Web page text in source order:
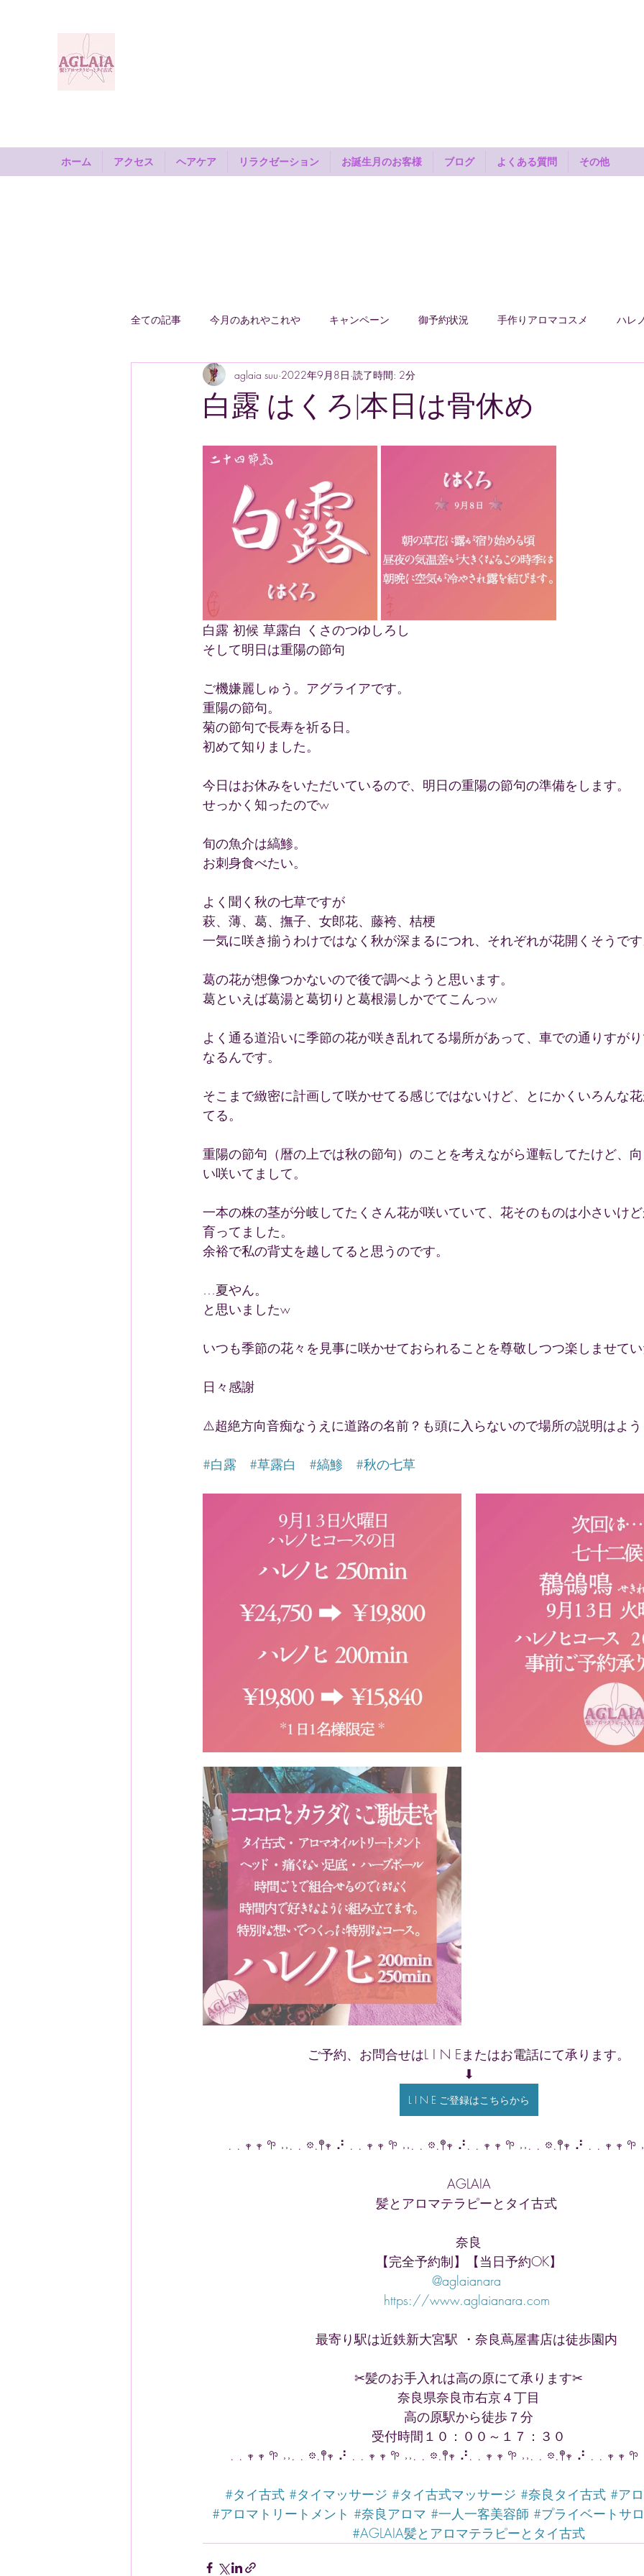
ホーム アクセス ヘアケア リラクゼーション お誕生月のお客様 ブログ よくある質問 その他
全ての記事 今月のあれやこれや キャンペーン 御予約状況 手作りアロマコスメ ハレ
スペシャルコース 趣味読書 美味しい 二十四節気七十二候
白露 はくろ|本日は骨休め
aglaia suu 2022年9月8日 読了時間: 2分
白露 初候 草露白 くさのつゆしろし
そして明日は重陽の節句
ご機嫌麗しゅう。アグライアです。
重陽の節句。
菊の節句で長寿を祈る日。
初めて知りました。
今日はお休みをいただいているので、明日の重陽の節句の準備をします。
せっかく知ったのでw
旬の魚介は縞鯵。
お刺身食べたい。
よく聞く秋の七草ですが
萩、薄、葛、撫子、女郎花、藤袴、桔梗
一気に咲き揃うわけではなく秋が深まるにつれ、それぞれが花開くそうで
葛の花が想像つかないので後で調べようと思います。
葛といえば葛湯と葛切りと葛根湯しかでてこんっw
よく通る道沿いに季節の花が咲き乱れてる場所があって、車での通りすが
なるんです。
そこまで緻密に計画して咲かせてる感じではないけど、とにかくいろんな
てる。
重陽の節句（暦の上では秋の節句）のことを考えながら運転してたけど、
い咲いてまして。
一本の株の茎が分岐してたくさん花が咲いていて、花そのものは小さいけ
育ってました。
余裕で私の背丈を越してると思うのです。
…夏やん。
と思いましたw
いつも季節の花々を見事に咲かせておられることを尊敬しつつ楽しませて
日々感謝
⚠️超絶方向音痴なうえに道路の名前？も頭に入らないので場所の説明はよ
#白露 #草露白 #縞鯵 #秋の七草
ご予約、お問合せはL I N Eまたはお電話にて承ります。
⬇︎
L I N E ご登録はこちらから
. . 𖥧 𖥧 𖧧 ˒˒. . 𖡼.𖤣𖥧 ⠜ . . 𖥧 𖥧 𖧧 ˒˒. . 𖡼.𖤣𖥧 ⠜. . 𖥧 𖥧 𖧧 ˒˒. . 𖡼.𖤣𖥧 ⠜ . . 𖥧 𖥧 𖧧
AGLAIA
髪とアロマテラピーとタイ古式
奈良
【完全予約制】【当日予約OK】
@aglaianara
https://www.aglaianara.com
最寄り駅は近鉄新大宮駅 ・奈良蔦屋書店は徒歩園内
✂︎髪のお手入れは高の原にて承ります✂︎
奈良県奈良市右京４丁目
高の原駅から徒歩７分
受付時間１０：００～１７：３０
. . 𖥧 𖥧 𖧧 ˒˒. . 𖡼.𖤣𖥧 ⠜ . . 𖥧 𖥧 𖧧 ˒˒. . 𖡼.𖤣𖥧 ⠜. . 𖥧 𖥧 𖧧 ˒˒. . 𖡼.𖤣𖥧 ⠜ . . 𖥧 𖥧 𖧧
#タイ古式 #タイマッサージ #タイ古式マッサージ #奈良タイ古式 #ア
#アロマトリートメント #奈良アロマ #一人一客美容師 #プライベートサ
#AGLAIA髪とアロマテラピーとタイ古式